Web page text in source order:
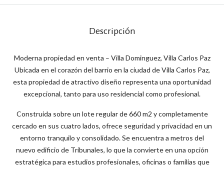
Descripción
Moderna propiedad en venta – Villa Dominguez, Villa Carlos Paz
Ubicada en el corazón del barrio en la ciudad de Villa Carlos Paz,
esta propiedad de atractivo diseño representa una oportunidad
excepcional, tanto para uso residencial como profesional.
Construida sobre un lote regular de 660 m2 y completamente
cercado en sus cuatro lados, ofrece seguridad y privacidad en un
entorno tranquilo y consolidado. Se encuentra a metros del
nuevo edificio de Tribunales, lo que la convierte en una opción
estratégica para estudios profesionales, oficinas o familias que